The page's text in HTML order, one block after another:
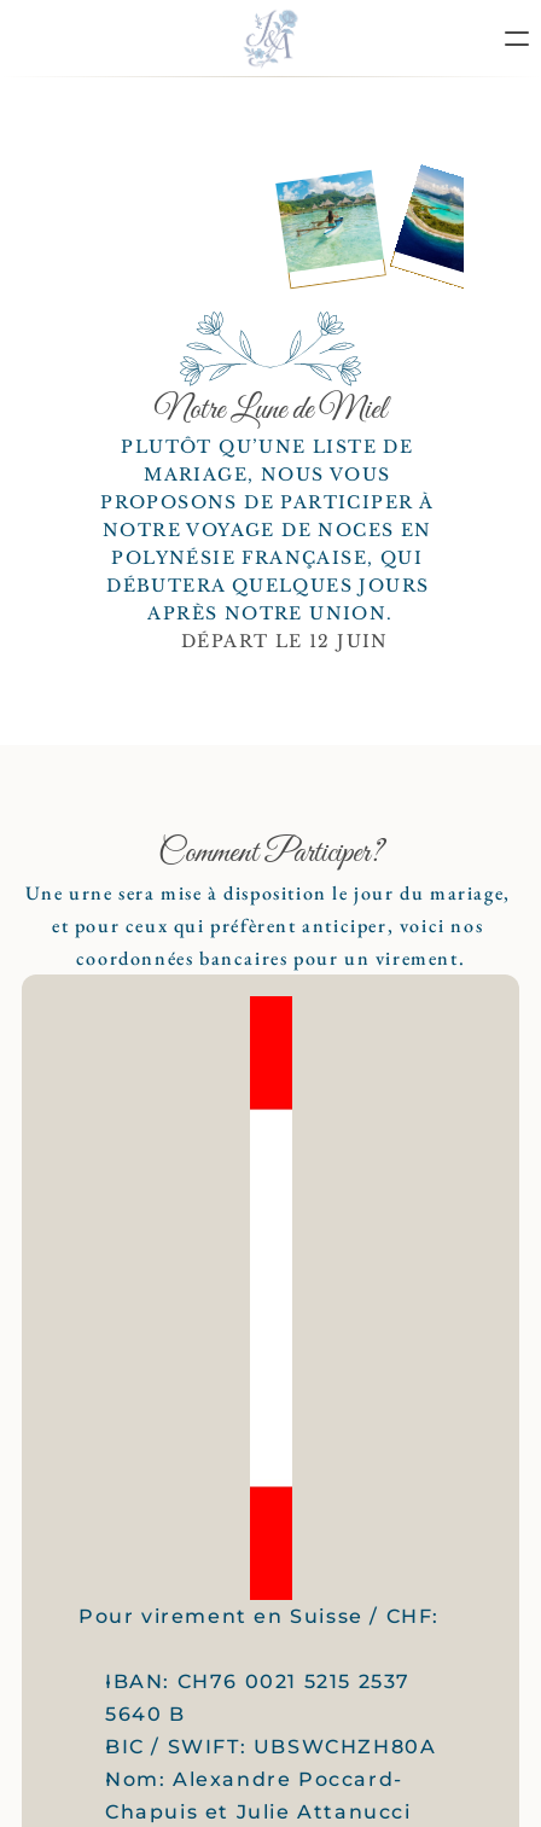
Notre Lune de Miel
PLUTÔT QU’UNE LISTE DE
MARIAGE, NOUS VOUS
PROPOSONS DE PARTICIPER À
NOTRE VOYAGE DE NOCES EN
POLYNÉSIE FRANÇAISE, QUI
DÉBUTERA QUELQUES JOURS
APRÈS NOTRE UNION.
DÉPART LE 12 JUIN
Comment Participer?
Une urne sera mise à disposition le jour du mariage,
et pour ceux qui préfèrent anticiper, voici nos
coordonnées bancaires pour un virement.
Pour virement en Suisse / CHF:
IBAN: CH76 0021 5215 2537
5640 B
BIC / SWIFT: UBSWCHZH80A
Nom: Alexandre Poccard-
Chapuis et Julie Attanucci